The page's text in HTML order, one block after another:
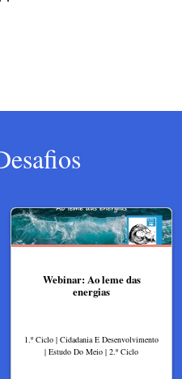
Webinar: Ao leme das
energias
1.º Ciclo | Cidadania E Desenvolvimento
| Estudo Do Meio | 2.º Ciclo